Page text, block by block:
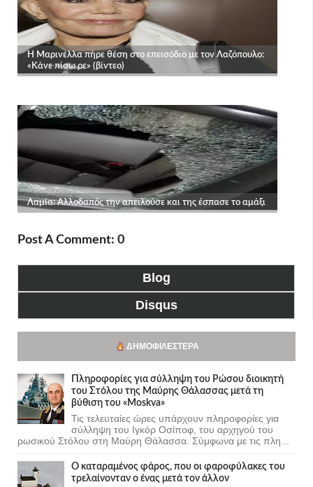
Post A Comment: 0
Blog
Disqus
ΔΗΜΟΦΙΛΈΣΤΕΡΑ
Πληροφορίες για σύλληψη του Ρώσου διοικητή
του Στόλου της Mαύρης Θάλασσας μετά τη
βύθιση του «Moskva»
Τις τελευταίες ώρες υπάρχουν πληροφορίες για
σύλληψη του Ιγκόρ Οσίποφ, του αρχηγού του
ρωσικού Στόλου στη Μαύρη Θάλασσα. Σύμφωνα με τις πλη...
Ο καταραμένος φάρος, που οι φαροφύλακες του
τρελαίνονταν ο ένας μετά τον άλλον